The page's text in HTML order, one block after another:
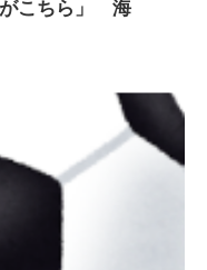
がこちら」 海